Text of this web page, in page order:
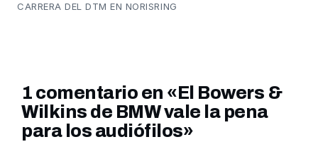
CARRERA DEL DTM EN NORISRING
1 comentario en «El Bowers &
Wilkins de BMW vale la pena
para los audiófilos»